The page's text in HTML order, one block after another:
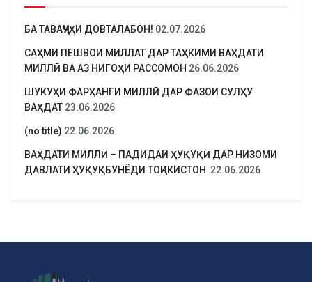
БА ТАВАҶҶУҲИ ДОВТАЛАБОН! 02.07.2026
САҲМИ ПЕШВОИ МИЛЛАТ ДАР ТАҲКИМИ ВАҲДАТИ
МИЛЛӢ ВА АЗ НИГОҲИ РАССОМОН 26.06.2026
ШУКУҲИ ФАРҲАНГИ МИЛЛӢ ДАР ФАЗОИ СУЛҲУ
ВАҲДАТ 23.06.2026
(no title) 22.06.2026
ВАҲДАТИ МИЛЛӢ – ПАДИДАИ ҲУҚУҚӢ ДАР НИЗОМИ
ДАВЛАТИ ҲУҚУҚБУНЁДИ ТОҶИКИСТОН 22.06.2026